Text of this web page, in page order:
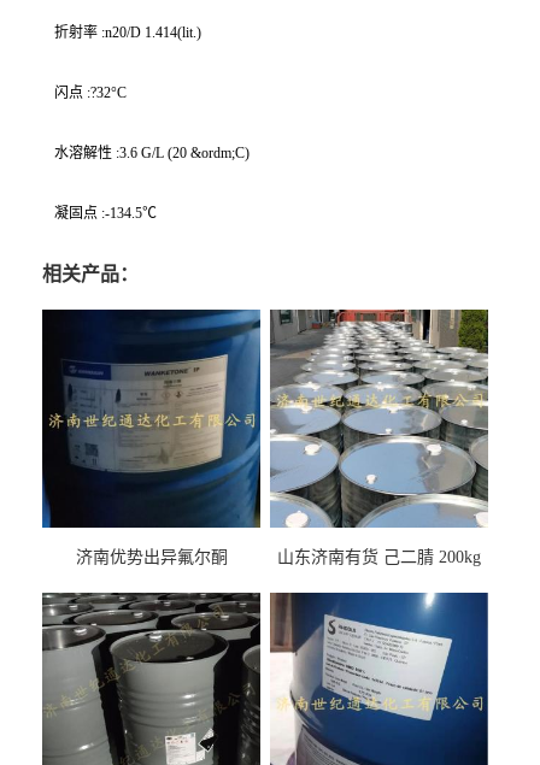
折射率 :n20/D 1.414(lit.)
闪点 :?32°C
水溶解性 :3.6 G/L (20 &ordm;C)
凝固点 :-134.5℃
相关产品：
济南优势出异氟尔酮
山东济南有货 己二腈 200kg